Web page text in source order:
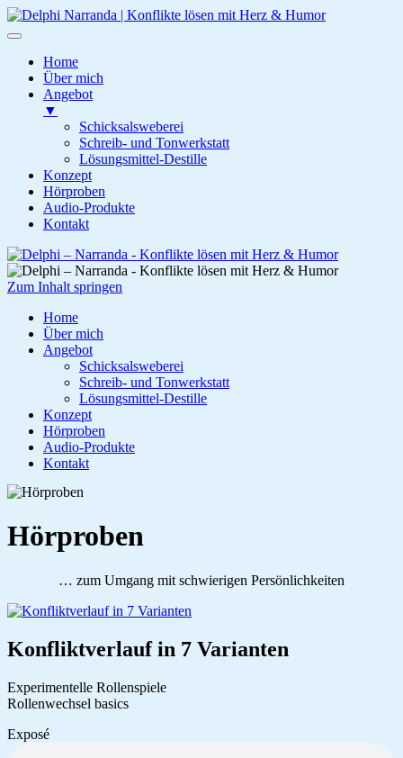
Home
Über mich
Angebot
▼
Schicksalsweberei
Schreib- und Tonwerkstatt
Lösungsmittel-Destille
Konzept
Hörproben
Audio-Produkte
Kontakt
Zum
Inhalt
springen
Delphi – Narranda
Konflikte lösen mit Herz & Humor
Zum Inhalt springen
Home
Über mich
Angebot
Schicksalsweberei
Schreib- und Tonwerkstatt
Lösungsmittel-Destille
Konzept
Hörproben
Audio-Produkte
Kontakt
Hörproben
… zum Umgang mit schwierigen Persönlichkeiten
Konfliktverlauf in 7 Varianten
Experimentelle Rollenspiele
Rollenwechsel basics
Exposé